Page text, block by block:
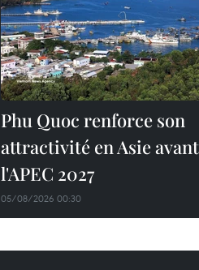
Phu Quoc renforce son
attractivité en Asie avant
l'APEC 2027
05/08/2026 00:30